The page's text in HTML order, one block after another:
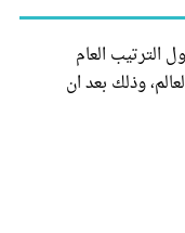
الترتيب العام
وذلك بعد ان